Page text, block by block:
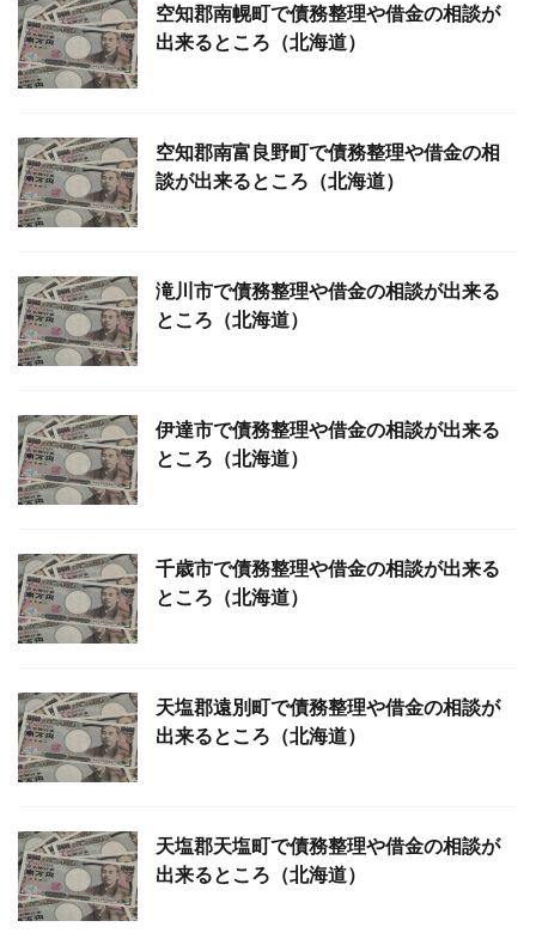
空知郡南幌町で債務整理や借金の相談が
出来るところ（北海道）
空知郡南富良野町で債務整理や借金の相
談が出来るところ（北海道）
滝川市で債務整理や借金の相談が出来る
ところ（北海道）
伊達市で債務整理や借金の相談が出来る
ところ（北海道）
千歳市で債務整理や借金の相談が出来る
ところ（北海道）
天塩郡遠別町で債務整理や借金の相談が
出来るところ（北海道）
天塩郡天塩町で債務整理や借金の相談が
出来るところ（北海道）